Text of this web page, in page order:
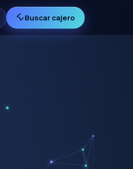
Buscar cajero